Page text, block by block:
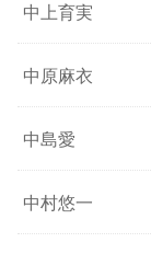
中上育実
中原麻衣
中島愛
中村悠一